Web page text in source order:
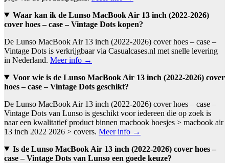
Waar kan ik de Lunso MacBook Air 13 inch (2022-2026)
cover hoes – case – Vintage Dots kopen?
De Lunso MacBook Air 13 inch (2022-2026) cover hoes – case –
Vintage Dots is verkrijgbaar via Casualcases.nl met snelle levering
in Nederland. Meer info →
Voor wie is de Lunso MacBook Air 13 inch (2022-2026) cover
hoes – case – Vintage Dots geschikt?
De Lunso MacBook Air 13 inch (2022-2026) cover hoes – case –
Vintage Dots van Lunso is geschikt voor iedereen die op zoek is
naar een kwalitatief product binnen macbook hoesjes > macbook air
13 inch 2022 2026 > covers. Meer info →
Is de Lunso MacBook Air 13 inch (2022-2026) cover hoes –
case – Vintage Dots van Lunso een goede keuze?